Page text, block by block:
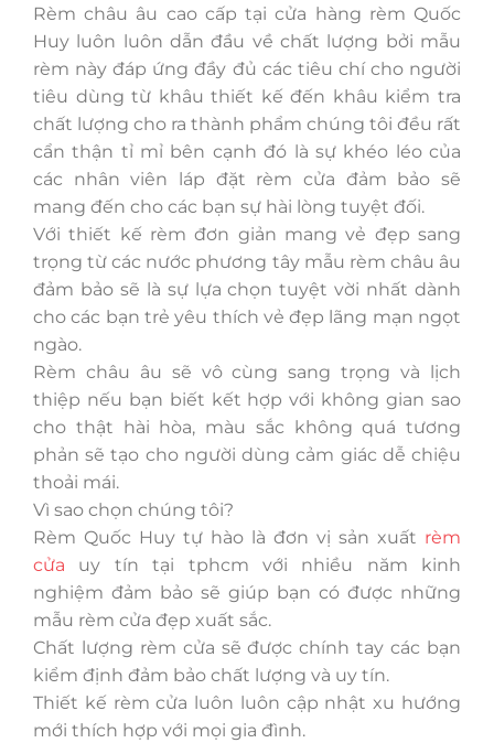
Rèm châu âu cao cấp tại cửa hàng rèm Quốc
Huy luôn luôn dẫn đầu về chất lượng bởi mẫu
rèm này đáp ứng đầy đủ các tiêu chí cho người
tiêu dùng từ khâu thiết kế đến khâu kiểm tra
chất lượng cho ra thành phẩm chúng tôi đều rất
cẩn thận tỉ mỉ bên cạnh đó là sự khéo léo của
các nhân viên láp đặt rèm cửa đảm bảo sẽ
mang đến cho các bạn sự hài lòng tuyệt đối.
Với thiết kế rèm đơn giản mang vẻ đẹp sang
trọng từ các nước phương tây mẫu rèm châu âu
đảm bảo sẽ là sự lựa chọn tuyệt vời nhất dành
cho các bạn trẻ yêu thích vẻ đẹp lãng mạn ngọt
ngào.
Rèm châu âu sẽ vô cùng sang trọng và lịch
thiệp nếu bạn biết kết hợp với không gian sao
cho thật hài hòa, màu sắc không quá tương
phản sẽ tạo cho người dùng cảm giác dễ chiệu
thoải mái.
Vì sao chọn chúng tôi?
Rèm Quốc Huy tự hào là đơn vị sản xuất rèm
cửa uy tín tại tphcm với nhiều năm kinh
nghiệm đảm bảo sẽ giúp bạn có được những
mẫu rèm cửa đẹp xuất sắc.
Chất lượng rèm cửa sẽ được chính tay các bạn
kiểm định đảm bảo chất lượng và uy tín.
Thiết kế rèm cửa luôn luôn cập nhật xu hướng
mới thích hợp với mọi gia đình.